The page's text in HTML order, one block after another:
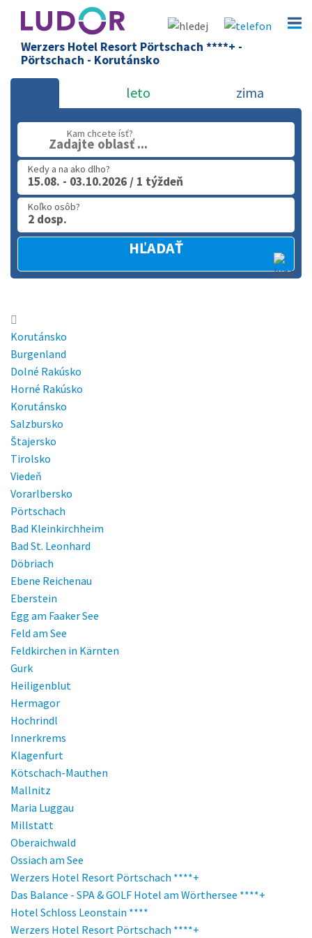
Werzers Hotel Resort Pörtschach ****+ -
Pörtschach - Korutánsko
leto zima
Kam chcete ísť?
Zadajte oblasť ...
Kedy a na ako dlho?
15.08. - 03.10.2026 / 1 týždeň
Koľko osôb?
2 dosp.
HĽADAŤ
Korutánsko
Burgenland
Dolné Rakúsko
Horné Rakúsko
Korutánsko
Salzbursko
Štajersko
Tirolsko
Viedeň
Vorarlbersko
Pörtschach
Bad Kleinkirchheim
Bad St. Leonhard
Döbriach
Ebene Reichenau
Eberstein
Egg am Faaker See
Feld am See
Feldkirchen in Kärnten
Gurk
Heiligenblut
Hermagor
Hochrindl
Innerkrems
Klagenfurt
Kötschach-Mauthen
Mallnitz
Maria Luggau
Millstatt
Oberaichwald
Ossiach am See
Pörtschach
Sankt Kanzian am Klopeiner See
Sattendorf
Schlanitzen
Werzers Hotel Resort Pörtschach ****+
Das Balance - SPA & GOLF Hotel am Wörthersee ****+
Hotel Schloss Leonstain ****
Werzers Hotel Resort Pörtschach ****+